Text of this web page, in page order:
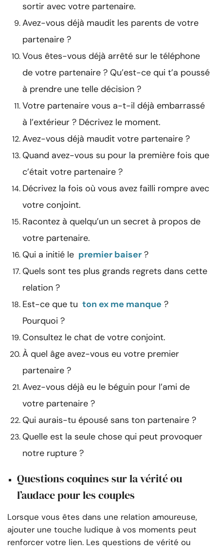
sortir avec votre partenaire.
Avez-vous déjà maudit les parents de votre
partenaire ?
Vous êtes-vous déjà arrêté sur le téléphone
de votre partenaire ? Qu’est-ce qui t’a poussé
à prendre une telle décision ?
Votre partenaire vous a-t-il déjà embarrassé
à l’extérieur ? Décrivez le moment.
Avez-vous déjà maudit votre partenaire ?
Quand avez-vous su pour la première fois que
c’était votre partenaire ?
Décrivez la fois où vous avez failli rompre avec
votre conjoint.
Racontez à quelqu’un un secret à propos de
votre partenaire.
Qui a initié le premier baiser ?
Quels sont tes plus grands regrets dans cette
relation ?
Est-ce que tu ton ex me manque ?
Pourquoi ?
Consultez le chat de votre conjoint.
À quel âge avez-vous eu votre premier
partenaire ?
Avez-vous déjà eu le béguin pour l’ami de
votre partenaire ?
Qui aurais-tu épousé sans ton partenaire ?
Quelle est la seule chose qui peut provoquer
notre rupture ?
Questions coquines sur la vérité ou
l’audace pour les couples
Lorsque vous êtes dans une relation amoureuse,
ajouter une touche ludique à vos moments peut
renforcer votre lien. Les questions de vérité ou